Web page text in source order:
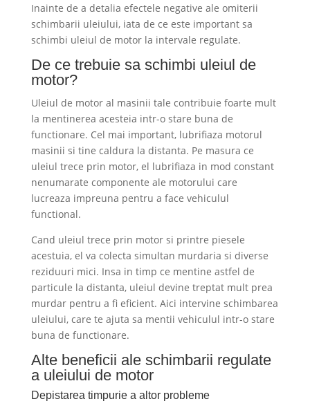
Inainte de a detalia efectele negative ale omiterii
schimbarii uleiului, iata de ce este important sa
schimbi uleiul de motor la intervale regulate.
De ce trebuie sa schimbi uleiul de
motor?
Uleiul de motor al masinii tale contribuie foarte mult
la mentinerea acesteia intr-o stare buna de
functionare. Cel mai important, lubrifiaza motorul
masinii si tine caldura la distanta. Pe masura ce
uleiul trece prin motor, el lubrifiaza in mod constant
nenumarate componente ale motorului care
lucreaza impreuna pentru a face vehiculul
functional.
Cand uleiul trece prin motor si printre piesele
acestuia, el va colecta simultan murdaria si diverse
reziduuri mici. Insa in timp ce mentine astfel de
particule la distanta, uleiul devine treptat mult prea
murdar pentru a fi eficient. Aici intervine schimbarea
uleiului, care te ajuta sa mentii vehiculul intr-o stare
buna de functionare.
Alte beneficii ale schimbarii regulate
a uleiului de motor
Depistarea timpurie a altor probleme